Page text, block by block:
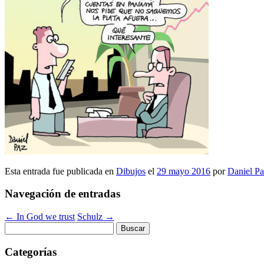
Esta entrada fue publicada en Dibujos el 29 mayo 2016 porDaniel
Navegación de entradas
← In God we trust Schulz →
Categorías